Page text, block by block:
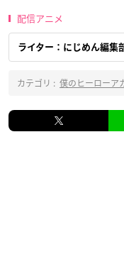
配信アニメ
ライター：にじめん編集
カテゴリ : 僕のヒーローア